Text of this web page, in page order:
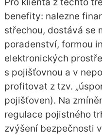
Pro klienta z těchto
benefity: nalezne
střechou, dostává se
poradenství, formou
elektronických
s pojišťovnou a v
profitovat z tzv.
pojišťoven). Na
regulace pojistného
zvýšení bezpečnosti